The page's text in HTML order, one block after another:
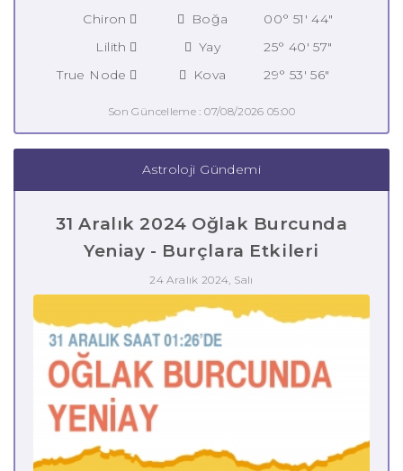
Chiron
Boğa
00° 51' 44"
Lilith
Yay
25° 40' 57"
True Node
Kova 29° 53' 56"
Son Güncelleme : 07/08/2026 05:00
Astroloji Gündemi
31 Aralık 2024 Oğlak Burcunda
Yeniay - Burçlara Etkileri
24 Aralık 2024, Salı